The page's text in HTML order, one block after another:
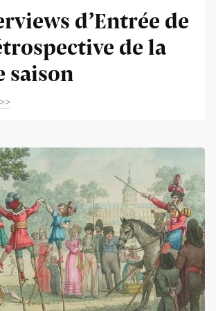
d’Entrée de
de la
saison